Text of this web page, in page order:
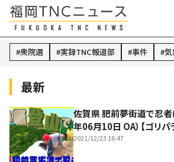
衆院選 実録TNC報道部 事件 気
最新
佐賀県 肥前夢街道で忍
年06月10日 OA）【ゴリパ
2021/12/23 16:47